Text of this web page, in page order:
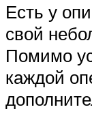
Есть у
свой
Помимо
каждой